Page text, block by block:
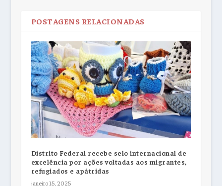
POSTAGENS RELACIONADAS
Distrito Federal recebe selo internacional de
excelência por ações voltadas aos migrantes,
refugiados e apátridas
janeiro 15, 2025